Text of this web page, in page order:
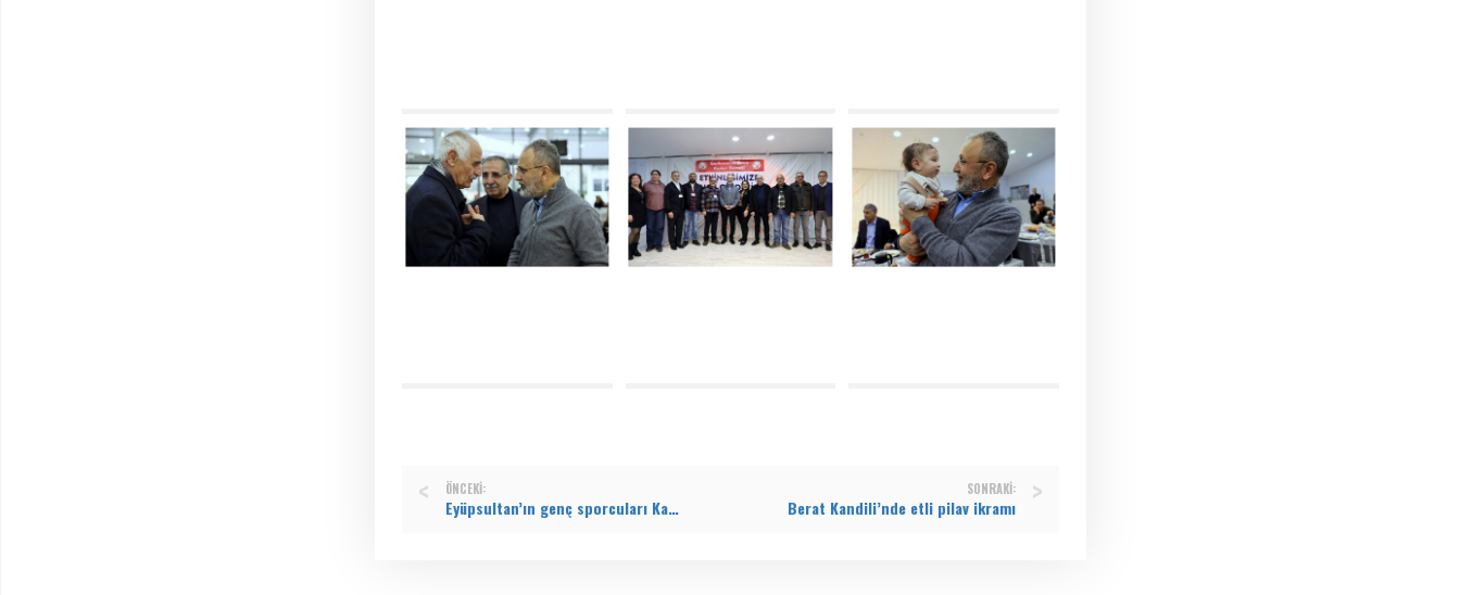
ÖNCEKI:
Eyüpsultan’ın genç sporcuları Karate’de zirveye çıktı
SONRAKI:
Berat Kandili’nde etli pilav ikramı